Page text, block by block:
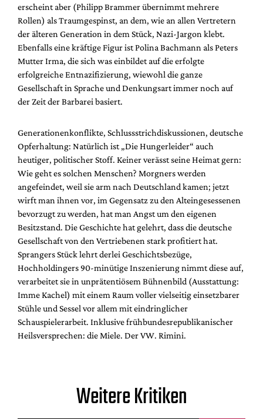
erscheint aber (Philipp Brammer übernimmt mehrere
Rollen) als Traumgespinst, an dem, wie an allen Vertretern
der älteren Generation in dem Stück, Nazi-Jargon klebt.
Ebenfalls eine kräftige Figur ist Polina Bachmann als Peters
Mutter Irma, die sich was einbildet auf die erfolgte
erfolgreiche Entnazifizierung, wiewohl die ganze
Gesellschaft in Sprache und Denkungsart immer noch auf
der Zeit der Barbarei basiert.
Generationenkonflikte, Schlussstrichdiskussionen, deutsche
Opferhaltung: Natürlich ist „Die Hungerleider“ auch
heutiger, politischer Stoff. Keiner verässt seine Heimat gern:
Wie geht es solchen Menschen? Morgners werden
angefeindet, weil sie arm nach Deutschland kamen; jetzt
wirft man ihnen vor, im Gegensatz zu den Alteingesessenen
bevorzugt zu werden, hat man Angst um den eigenen
Besitzstand. Die Geschichte hat gelehrt, dass die deutsche
Gesellschaft von den Vertriebenen stark profitiert hat.
Sprangers Stück lehrt derlei Geschichtsbezüge,
Hochholdingers 90-minütige Inszenierung nimmt diese auf,
verarbeitet sie in unprätentiösem Bühnenbild (Ausstattung:
Imme Kachel) mit einem Raum voller vielseitig einsetzbarer
Stühle und Sessel vor allem mit eindringlicher
Schauspielerarbeit. Inklusive frühbundesrepublikanischer
Heilsversprechen: die Miele. Der VW. Rimini.
Weitere Kritiken